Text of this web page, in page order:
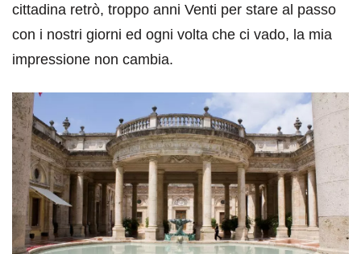
cittadina retrò, troppo anni Venti per stare al passo
con i nostri giorni ed ogni volta che ci vado, la mia
impressione non cambia.